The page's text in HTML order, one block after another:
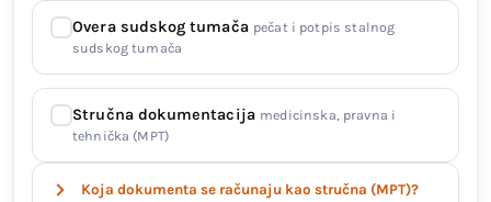
Overa sudskog tumača pečat i potpis stalnog
sudskog tumača
Stručna dokumentacija medicinska, pravna i
tehnička (MPT)
Koja dokumenta se računaju kao stručna (MPT)?